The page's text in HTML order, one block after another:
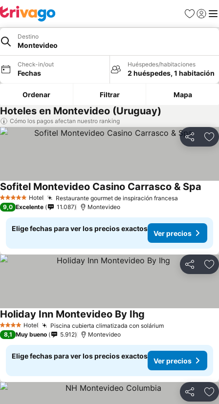
Favoritos
Iniciar
Destino
Montevideo
Check-in/out
Fechas
Huéspedes/habitaciones
2 huéspedes, 1 habitación
Ordenar Filtrar Mapa
Hoteles en Montevideo (Uruguay)
Cómo los pagos afectan nuestro ranking
Compartir
5 Estrellas Hotel Restaurante gourmet de inspiración francesa
Sofitel Montevideo Casino Carrasco & Spa
9,0 Excelente 11.087 Montevideo
Elige fechas para ver los precios exactos
Ver precios
Compartir
4 EstrellasHotel Piscina cubierta climatizada con soláriumVer precios
Holiday Inn Montevideo By Ihg
8,1 Muy bueno 5.912 Montevideo
Elige fechas para ver los precios exactos
Ver precios
Compartir